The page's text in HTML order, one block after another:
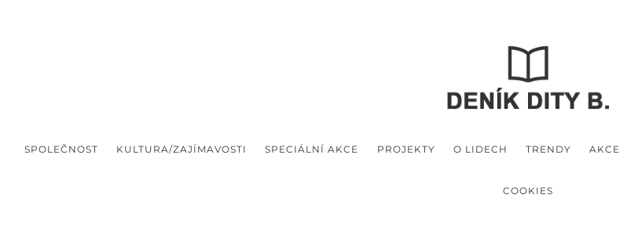
SPOLEČNOST KULTURA/ZAJÍMAVOSTI SPECIÁLNÍ AKCE PROJEKTY O LIDECH TRENDY AKCE
COOKIES